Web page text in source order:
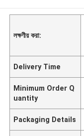
লক্ষণীয় করা:
Delivery Time
Minimum Order Q
uantity
Packaging Details